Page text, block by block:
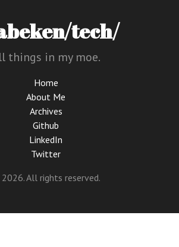
tech/
things in my moe.
Home
About Me
Archives
Github
LinkedIn
Twitter
All rights reserved.